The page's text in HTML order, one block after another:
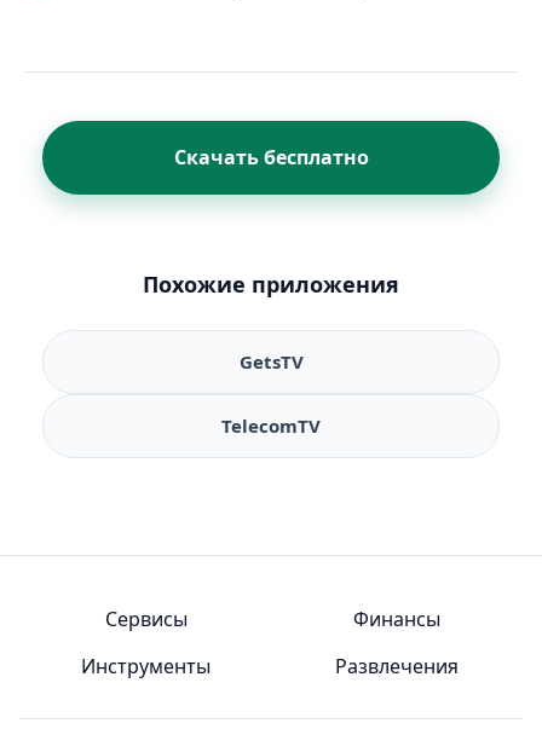
Скачать бесплатно
Похожие приложения
GetsTV
TelecomTV
Сервисы
Финансы
Инструменты
Развлечения